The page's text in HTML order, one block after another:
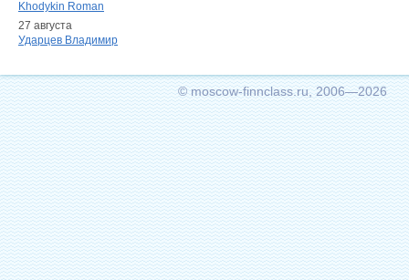
Khodykin Roman
27 августа
Ударцев Владимир
© moscow-finnclass.ru, 2006—2026